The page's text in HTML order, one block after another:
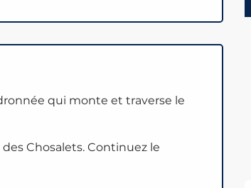
qui monte et traverse le
Chosalets. Continuez le